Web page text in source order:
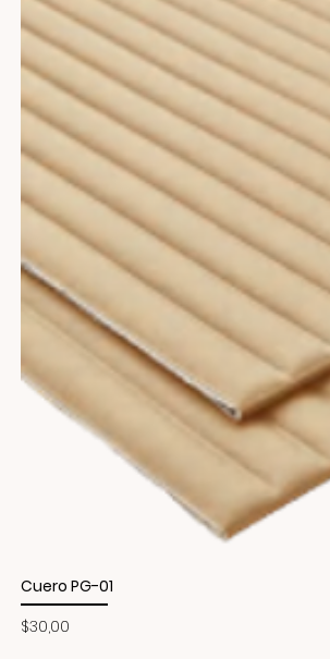
Cuero PG-01
Precio
$30,00